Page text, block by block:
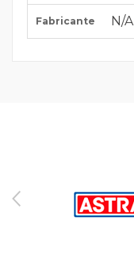
Fabricante N/A